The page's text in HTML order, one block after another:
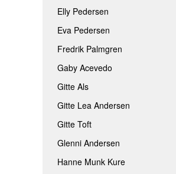
Elly Pedersen
Eva Pedersen
Fredrik Palmgren
Gaby Acevedo
Gitte Als
Gitte Lea Andersen
Gitte Toft
Glenni Andersen
Hanne Munk Kure